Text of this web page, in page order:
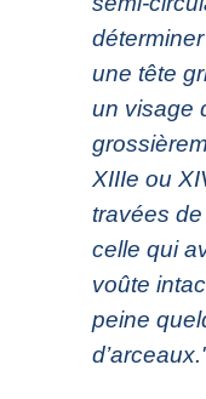
une tête
un visage
XIIIe ou
travées
celle qui
voûte
peine